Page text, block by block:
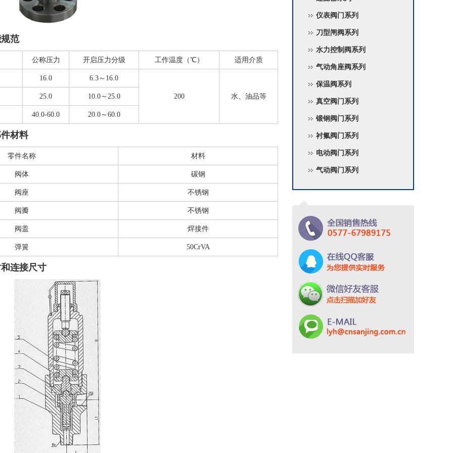
范
公称压力 开启压力分级 工作温度（℃） 适用介质
16.0 6.3～16.0
200 水、油品等
25.0 10.0～25.0
40.0-60.0 20.0～60.0
材料
零件名称 材料
阀体 碳钢
阀座 不锈钢
阀瓣 不锈钢
阀盖 焊接件
弹簧 50CrVA
连接尺寸
仪表阀门系列
刀型闸阀系列
水力控制阀系列
气动角座阀系列
保温阀系列
真空阀门系列
锻钢阀门系列
衬氟阀门系列
电动阀门系列
气动阀门系列